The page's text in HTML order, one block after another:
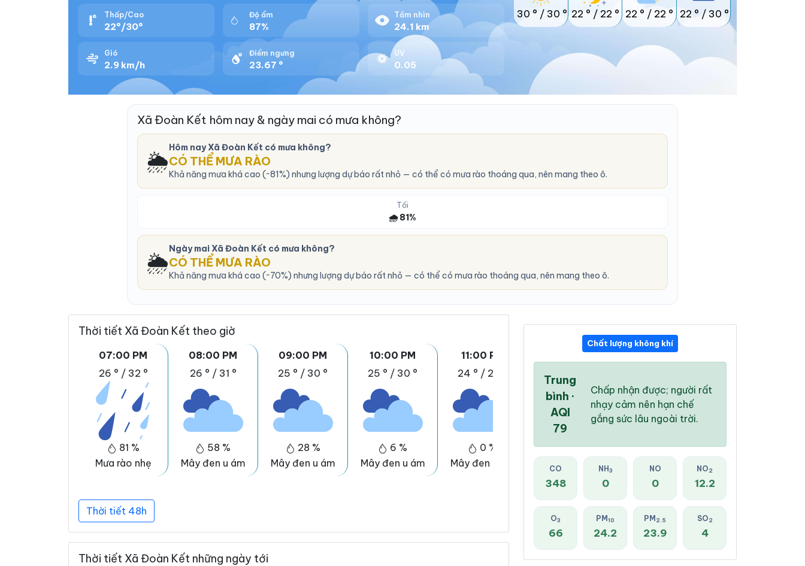
Thấp/Cao
22°/30°
Độ ẩm
87%
Tầm nhìn
24.1 km
Gió
2.9 km/h
Điểm ngưng
23.67 °
UV
0.05
30 ° / 30 ° 22 ° / 22 ° 22 ° / 22 ° 22 ° / 30 °
Xã Đoàn Kết hôm nay & ngày mai có mưa không?
🌦️
Hôm nay Xã Đoàn Kết có mưa không?
CÓ THỂ MƯA RÀO
Khả năng mưa khá cao (~81%) nhưng lượng dự báo rất nhỏ — có thể có mưa rào thoáng qua, nên mang theo ô.
Tối
🌧️ 81%
🌦️
Ngày mai Xã Đoàn Kết có mưa không?
CÓ THỂ MƯA RÀO
Khả năng mưa khá cao (~70%) nhưng lượng dự báo rất nhỏ — có thể có mưa rào thoáng qua, nên mang theo ô.
Thời tiết Xã Đoàn Kết theo giờ
07:00 PM
26 ° / 32 °
81 %
Mưa rào nhẹ
08:00 PM
26 ° / 31 °
58 %
Mây đen u ám
09:00 PM
25 ° / 30 °
28 %
Mây đen u ám
10:00 PM
25 ° / 30 °
6 %
Mây đen u ám
11:00 PM
24 ° / 29 °
0 %
Mây đen u ám
12:00 AM
24 °
0 %
Mây đen u ám
01:00 AM
0 %
Mây đen u ám
Thời tiết 48h
Thời tiết Xã Đoàn Kết những ngày tới
Chất lượng không khí
Trung
bình ·
AQI
79
Chấp nhận được; người rất
nhạy cảm nên hạn chế
gắng sức lâu ngoài trời.
CO
348
NH 3
0
NO
0
NO2
12.2
O3
66
PM 10
24.2
PM 2.5
23.9
SO2
4